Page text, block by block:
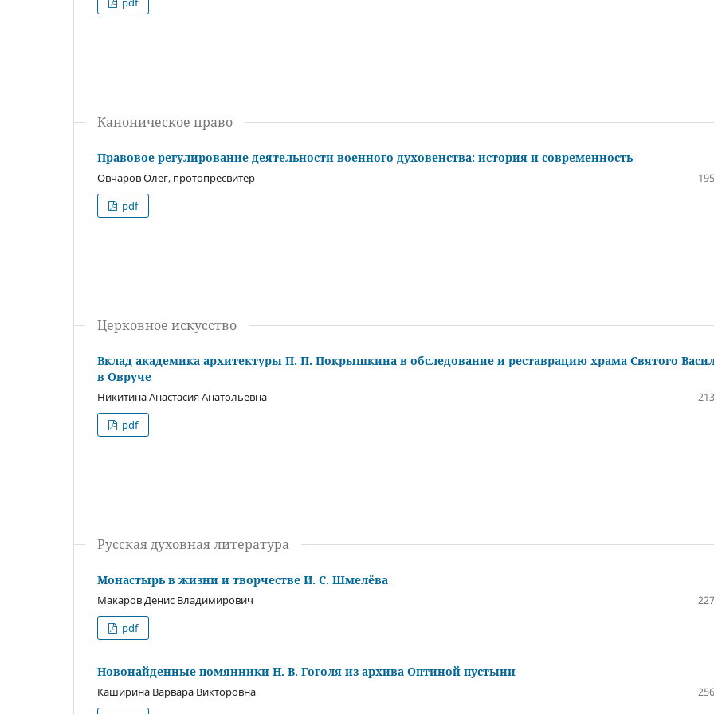
Каноническое право
Правовое регулирование деятельности военного духовенства: история и современность
Овчаров Олег, протопресвитер
pdf
Церковное искусство
Вклад академика архитектуры П. П. Покрышкина в обследование и реставрацию храма Святого
в Овруче
Никитина Анастасия Анатольевна
pdf
Русская духовная литература
Монастырь в жизни и творчестве И. С. Шмелёва
Макаров Денис Владимирович
pdf
Новонайденные помянники Н. В. Гоголя из архива Оптиной пустыни
Каширина Варвара Викторовна